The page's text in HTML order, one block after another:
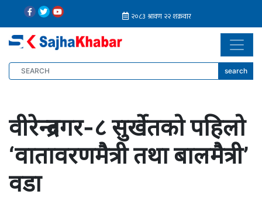
search
वीरेन्द्रनगर-८ सुर्खेतको पहिलो
‘वातावरणमैत्री तथा बालमैत्री’
वडा